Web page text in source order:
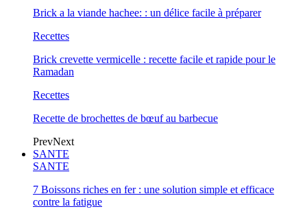
Brick a la viande hachee: : un délice facile à préparer
Recettes
Brick crevette vermicelle : recette facile et rapide pour le
Ramadan
Recettes
Recette de brochettes de bœuf au barbecue
PrevNext
SANTE
SANTE
7 Boissons riches en fer : une solution simple et efficace
contre la fatigue